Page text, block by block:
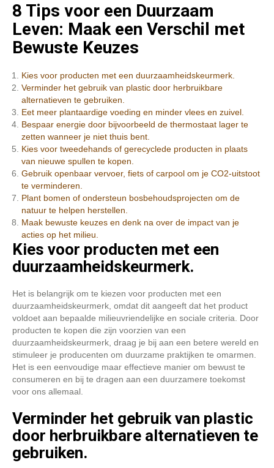
8 Tips voor een Duurzaam
Leven: Maak een Verschil met
Bewuste Keuzes
Kies voor producten met een duurzaamheidskeurmerk.
Verminder het gebruik van plastic door herbruikbare
alternatieven te gebruiken.
Eet meer plantaardige voeding en minder vlees en zuivel.
Bespaar energie door bijvoorbeeld de thermostaat lager te
zetten wanneer je niet thuis bent.
Kies voor tweedehands of gerecyclede producten in plaats
van nieuwe spullen te kopen.
Gebruik openbaar vervoer, fiets of carpool om je CO2-uitstoot
te verminderen.
Plant bomen of ondersteun bosbehoudsprojecten om de
natuur te helpen herstellen.
Maak bewuste keuzes en denk na over de impact van je
acties op het milieu.
Kies voor producten met een
duurzaamheidskeurmerk.
Het is belangrijk om te kiezen voor producten met een
duurzaamheidskeurmerk, omdat dit aangeeft dat het product
voldoet aan bepaalde milieuvriendelijke en sociale criteria. Door
producten te kopen die zijn voorzien van een
duurzaamheidskeurmerk, draag je bij aan een betere wereld en
stimuleer je producenten om duurzame praktijken te omarmen.
Het is een eenvoudige maar effectieve manier om bewust te
consumeren en bij te dragen aan een duurzamere toekomst
voor ons allemaal.
Verminder het gebruik van plastic
door herbruikbare alternatieven te
gebruiken.